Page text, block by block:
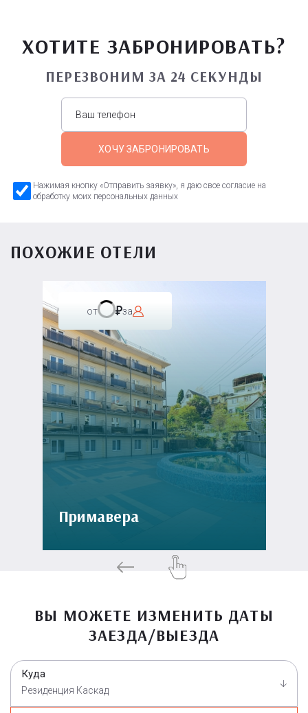
ХОТИТЕ ЗАБРОНИРОВАТЬ?
ПЕРЕЗВОНИМ ЗА 24 СЕКУНДЫ
ХОЧУ ЗАБРОНИРОВАТЬ
Нажимая кнопку «Отправить заявку», я даю свое согласие на
обработку моих персональных данных
ПОХОЖИЕ ОТЕЛИ
от за
Примавера
ВЫ МОЖЕТЕ ИЗМЕНИТЬ ДАТЫ
ЗАЕЗДА/ВЫЕЗДА
Куда
Резиденция Каскад